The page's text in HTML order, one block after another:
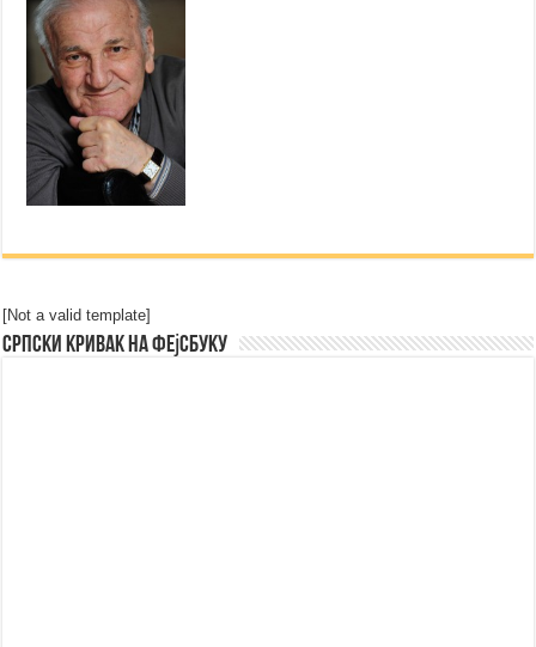
[Not a valid template]
Српски Кривак на Фејсбуку